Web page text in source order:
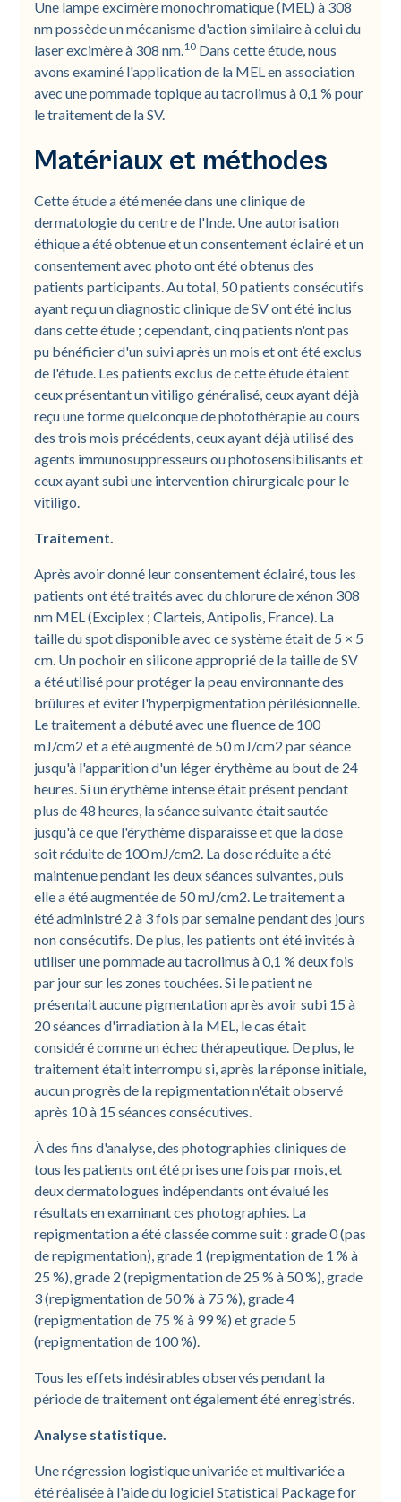
Une lampe excimère monochromatique (MEL) à 308
nm possède un mécanisme d'action similaire à celui du
laser excimère à 308 nm.10 Dans cette étude, nous
avons examiné l'application de la MEL en association
avec une pommade topique au tacrolimus à 0,1 % pour
le traitement de la SV.
Matériaux et méthodes
Cette étude a été menée dans une clinique de
dermatologie du centre de l'Inde. Une autorisation
éthique a été obtenue et un consentement éclairé et un
consentement avec photo ont été obtenus des
patients participants. Au total, 50 patients consécutifs
ayant reçu un diagnostic clinique de SV ont été inclus
dans cette étude ; cependant, cinq patients n'ont pas
pu bénéficier d'un suivi après un mois et ont été exclus
de l'étude. Les patients exclus de cette étude étaient
ceux présentant un vitiligo généralisé, ceux ayant déjà
reçu une forme quelconque de photothérapie au cours
des trois mois précédents, ceux ayant déjà utilisé des
agents immunosuppresseurs ou photosensibilisants et
ceux ayant subi une intervention chirurgicale pour le
vitiligo.
Traitement.
Après avoir donné leur consentement éclairé, tous les
patients ont été traités avec du chlorure de xénon 308
nm MEL (Exciplex ; Clarteis, Antipolis, France). La
taille du spot disponible avec ce système était de 5 × 5
cm. Un pochoir en silicone approprié de la taille de SV
a été utilisé pour protéger la peau environnante des
brûlures et éviter l'hyperpigmentation périlésionnelle.
Le traitement a débuté avec une fluence de 100
mJ/cm2 et a été augmenté de 50 mJ/cm2 par séance
jusqu'à l'apparition d'un léger érythème au bout de 24
heures. Si un érythème intense était présent pendant
plus de 48 heures, la séance suivante était sautée
jusqu'à ce que l'érythème disparaisse et que la dose
soit réduite de 100 mJ/cm2. La dose réduite a été
maintenue pendant les deux séances suivantes, puis
elle a été augmentée de 50 mJ/cm2. Le traitement a
été administré 2 à 3 fois par semaine pendant des jours
non consécutifs. De plus, les patients ont été invités à
utiliser une pommade au tacrolimus à 0,1 % deux fois
par jour sur les zones touchées. Si le patient ne
présentait aucune pigmentation après avoir subi 15 à
20 séances d'irradiation à la MEL, le cas était
considéré comme un échec thérapeutique. De plus, le
traitement était interrompu si, après la réponse initiale,
aucun progrès de la repigmentation n'était observé
après 10 à 15 séances consécutives.
À des fins d'analyse, des photographies cliniques de
tous les patients ont été prises une fois par mois, et
deux dermatologues indépendants ont évalué les
résultats en examinant ces photographies. La
repigmentation a été classée comme suit : grade 0 (pas
de repigmentation), grade 1 (repigmentation de 1 % à
25 %), grade 2 (repigmentation de 25 % à 50 %), grade
3 (repigmentation de 50 % à 75 %), grade 4
(repigmentation de 75 % à 99 %) et grade 5
(repigmentation de 100 %).
Tous les effets indésirables observés pendant la
période de traitement ont également été enregistrés.
Analyse statistique.
Une régression logistique univariée et multivariée a
été réalisée à l'aide du logiciel Statistical Package for